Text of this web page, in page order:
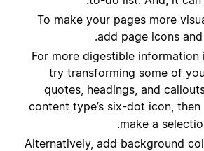
To make your pages more
add page icons
For more digestible information
try transforming some of
quotes, headings, and
content type’s six-dot icon, then
make a
Alternatively, add background